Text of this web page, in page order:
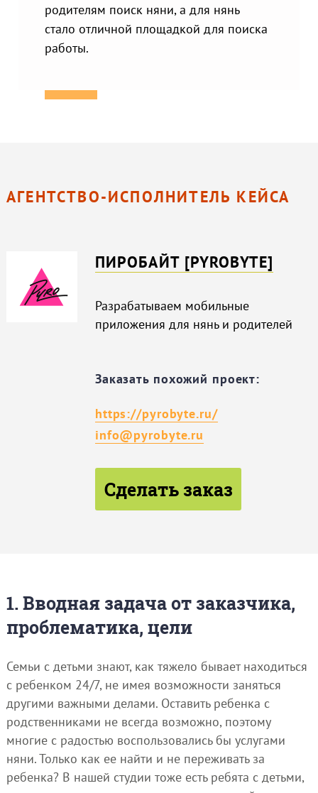
родителям поиск няни, а для нянь
стало отличной площадкой для поиска
работы.
АГЕНТСТВО-ИСПОЛНИТЕЛЬ КЕЙСА
ПИРОБАЙТ [PYROBYTE]
Разрабатываем мобильные
приложения для нянь и родителей
Заказать похожий проект:
https://pyrobyte.ru/
info@pyrobyte.ru
Сделать заказ
1. Вводная задача от заказчика,
проблематика, цели
Семьи с детьми знают, как тяжело бывает находиться
с ребенком 24/7, не имея возможности заняться
другими важными делами. Оставить ребенка с
родственниками не всегда возможно, поэтому
многие с радостью воспользовались бы услугами
няни. Только как ее найти и не переживать за
ребенка? В нашей студии тоже есть ребята с детьми,